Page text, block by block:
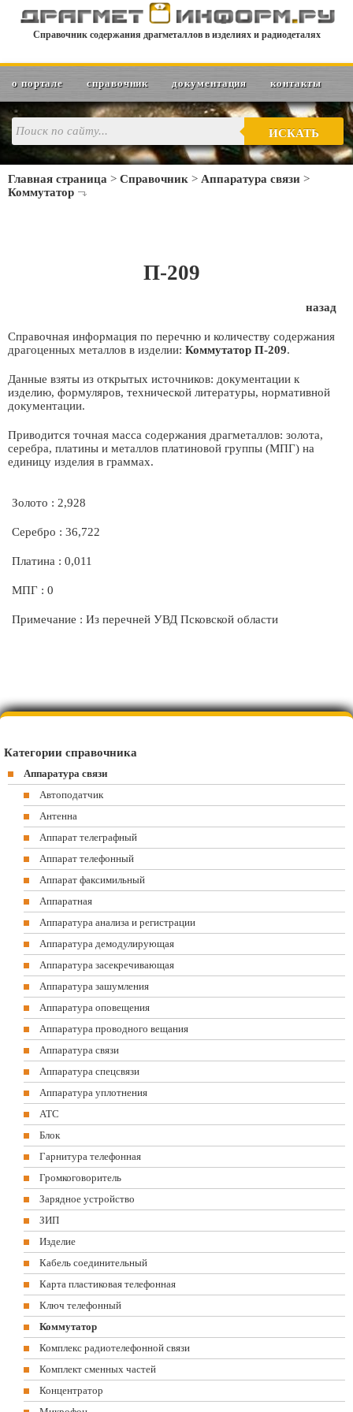
Справочник содержания драгметаллов в изделиях и радиодеталях
о портале справочник документация контакты
ИСКАТЬ
Главная страница > Справочник > Аппаратура связи >
Коммутатор
П-209
назад
Справочная информация по перечню и количеству содержания
драгоценных металлов в изделии: Коммутатор П-209.
Данные взяты из открытых источников: документации к
изделию, формуляров, технической литературы, нормативной
документации.
Приводится точная масса содержания драгметаллов: золота,
серебра, платины и металлов платиновой группы (МПГ) на
единицу изделия в граммах.
Золото : 2,928
Серебро : 36,722
Платина : 0,011
МПГ : 0
Примечание : Из перечней УВД Псковской области
Категории справочника
Аппаратура связи
Автоподатчик
Антенна
Аппарат телеграфный
Аппарат телефонный
Аппарат факсимильный
Аппаратная
Аппаратура анализа и регистрации
Аппаратура демодулирующая
Аппаратура засекречивающая
Аппаратура зашумления
Аппаратура оповещения
Аппаратура проводного вещания
Аппаратура связи
Аппаратура спецсвязи
Аппаратура уплотнения
АТС
Блок
Гарнитура телефонная
Громкоговоритель
Зарядное устройство
ЗИП
Изделие
Кабель соединительный
Карта пластиковая телефонная
Ключ телефонный
Коммутатор
Комплекс радиотелефонной связи
Комплект сменных частей
Концентратор